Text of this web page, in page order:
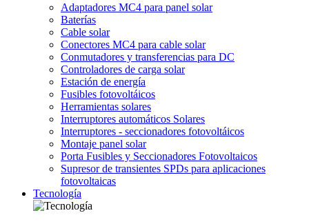
Adaptadores MC4 para panel solar
Baterías
Cable solar
Conectores MC4 para cable solar
Conmutadores y transferencias para DC
Controladores de carga solar
Estación de energía
Fusibles fotovoltáicos
Herramientas solares
Interruptores automáticos Solares
Interruptores - seccionadores fotovoltáicos
Montaje panel solar
Porta Fusibles y Seccionadores Fotovoltaicos
Supresor de transientes SPDs para aplicaciones
fotovoltaicas
Tecnología